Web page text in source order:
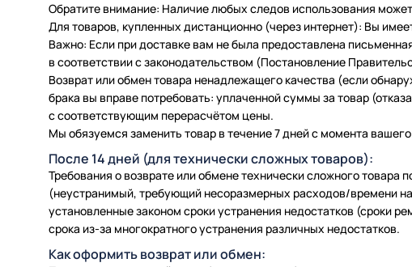
Обратите внимание: Наличие любых следов использования
Для товаров, купленных дистанционно (через интернет): Вы
Важно: Если при доставке вам не была предоставлена
в соответствии с законодательством (Постановление
Возврат или обмен товара ненадлежащего качества (если
брака вы вправе потребовать: уплаченной суммы за товар
с соответствующим перерасчётом цены.
Мы обязуемся заменить товар в течение 7 дней с момента
После 14 дней (для технически сложных товаров):
Требования о возврате или обмене технически сложного
(неустранимый, требующий несоразмерных расходов/времени
установленные законом сроки устранения недостатков (сроки
срока из-за многократного устранения различных недостатков.
Как оформить возврат или обмен: